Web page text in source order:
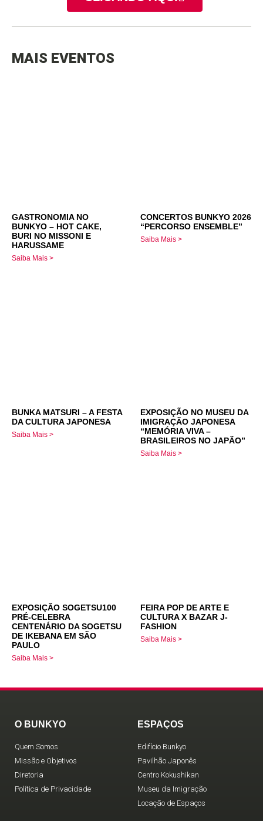
MAIS EVENTOS
GASTRONOMIA NO
BUNKYO – HOT CAKE,
BURI NO MISSONI E
HARUSSAME
Saiba Mais >
CONCERTOS BUNKYO 2026
“PERCORSO ENSEMBLE”
Saiba Mais >
BUNKA MATSURI – A FESTA
DA CULTURA JAPONESA
Saiba Mais >
EXPOSIÇÃO NO MUSEU DA
IMIGRAÇÃO JAPONESA
“MEMÓRIA VIVA –
BRASILEIROS NO JAPÃO”
Saiba Mais >
EXPOSIÇÃO SOGETSU100
PRÉ-CELEBRA
CENTENÁRIO DA SOGETSU
DE IKEBANA EM SÃO
PAULO
Saiba Mais >
FEIRA POP DE ARTE E
CULTURA X BAZAR J-
FASHION
Saiba Mais >
O BUNKYO
Quem Somos
Missão e Objetivos
Diretoria
Política de Privacidade
ESPAÇOS
Edifício Bunkyo
Pavilhão Japonês
Centro Kokushikan
Museu da Imigração
Locação de Espaços